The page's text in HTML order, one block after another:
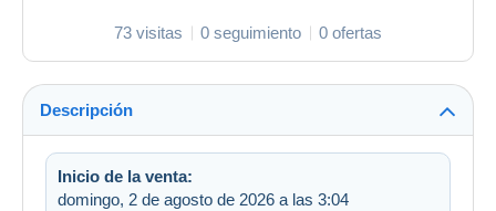
73 visitas 0 seguimiento 0 ofertas
Descripción
Inicio de la venta:
domingo, 2 de agosto de 2026 a las 3:04